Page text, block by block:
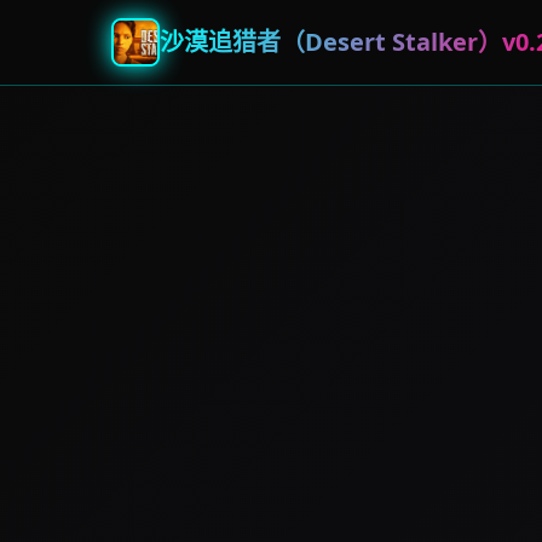
沙漠追猎者（Desert Stalker）